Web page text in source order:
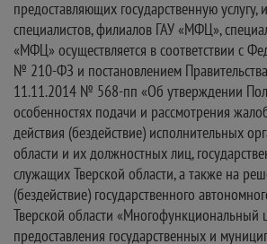
предоставляющих государственную
специалистов, филиалов ГАУ «МФЦ»,
«МФЦ» осуществляется в соответствии с
№ 210-ФЗ и постановлением
11.11.2014 № 568-пп «Об утверждении
особенностях подачи и рассмотрения
действия (бездействие) исполнительных
области и их должностных лиц,
служащих Тверской области, а также на
(бездействие) государственного
Тверской области «Многофункциональный
предоставления государственных и